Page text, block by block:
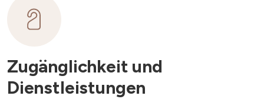
Zugänglichkeit und
Dienstleistungen